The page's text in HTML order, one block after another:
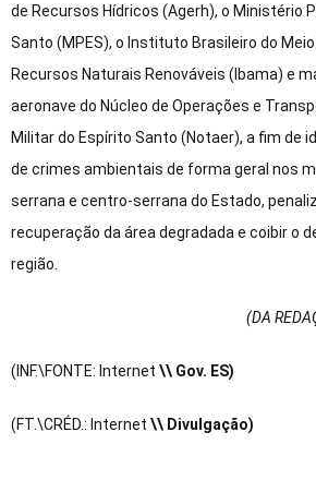
de Recursos Hídricos (Agerh), o Ministério
Santo (MPES), o Instituto Brasileiro do
Recursos Naturais Renováveis (Ibama) e
aeronave do Núcleo de Operações e
Militar do Espírito Santo (Notaer), a fim de
de crimes ambientais de forma geral nos
serrana e centro-serrana do Estado,
recuperação da área degradada e coibir o
região.
(DA
(INF.\FONTE: Internet \\ Gov. ES)
(FT.\CRÉD.: Internet \\ Divulgação)